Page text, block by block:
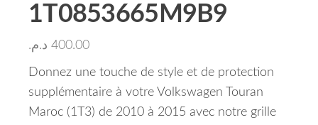
1T0853665M9B9
400.00 د.م.
Donnez une touche de style et de protection
supplémentaire à votre Volkswagen Touran
Maroc (1T3) de 2010 à 2015 avec notre grille